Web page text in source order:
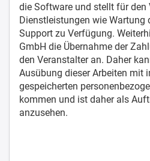
die Software und stellt für den
Dienstleistungen wie Wartung
Support zu Verfügung.
GmbH die Übernahme der
den Veranstalter an. Daher
Ausübung dieser Arbeiten mit
gespeicherten
kommen und ist daher als
anzusehen.